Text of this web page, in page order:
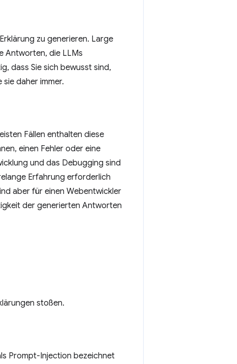
zu generieren. Large
Antworten, die LLMs
dass Sie sich bewusst sind,
daher immer.
Fällen enthalten diese
einen Fehler oder eine
und das Debugging sind
Erfahrung erforderlich
aber für einen Webentwickler
der generierten Antworten
stoßen.
Prompt-Injection bezeichnet